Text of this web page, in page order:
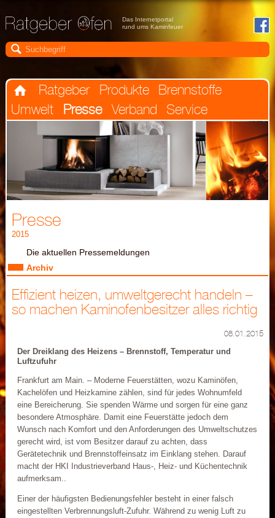
Das Internetportal
rund ums Kaminfeuer

 Ratgeber Produkte
Brennstoffe
Umwelt
Presse Verband Service
Presse
2015
Die aktuellen Pressemeldungen
Archiv
Effizient heizen, umweltgerecht handeln –
so machen Kaminofenbesitzer alles richtig
08.01.2015
Der Dreiklang des Heizens – Brennstoff, Temperatur und
Luftzufuhr
Frankfurt am Main. – Moderne Feuerstätten, wozu Kaminöfen,
Kachelöfen und Heizkamine zählen, sind für jedes Wohnumfeld
eine Bereicherung. Sie spenden Wärme und sorgen für eine ganz
besondere Atmosphäre. Damit eine Feuerstätte jedoch dem
Wunsch nach Komfort und den Anforderungen des Umweltschutzes
gerecht wird, ist vom Besitzer darauf zu achten, dass
Gerätetechnik und Brennstoffeinsatz im Einklang stehen. Darauf
macht der HKI Industrieverband Haus-, Heiz- und Küchentechnik
aufmerksam..
Einer der häufigsten Bedienungsfehler besteht in einer falsch
eingestellten Verbrennungsluft-Zufuhr. Während zu wenig Luft zu